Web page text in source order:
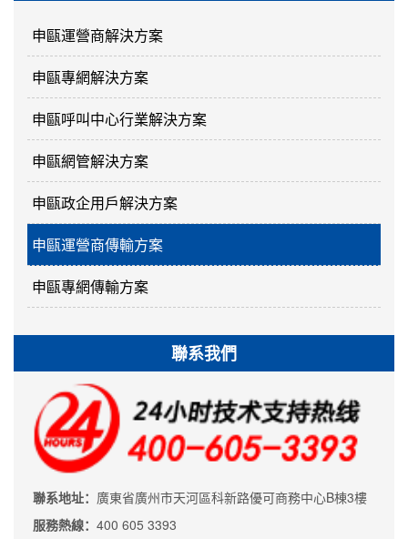
申甌運營商解決方案
申甌專網解決方案
申甌呼叫中心行業解決方案
申甌網管解決方案
申甌政企用戶解決方案
申甌運營商傳輸方案
申甌專網傳輸方案
聯系我們
聯系地址： 廣東省廣州市天河區科新路優可商務中心B棟3樓
服務熱線： 400 605 3393